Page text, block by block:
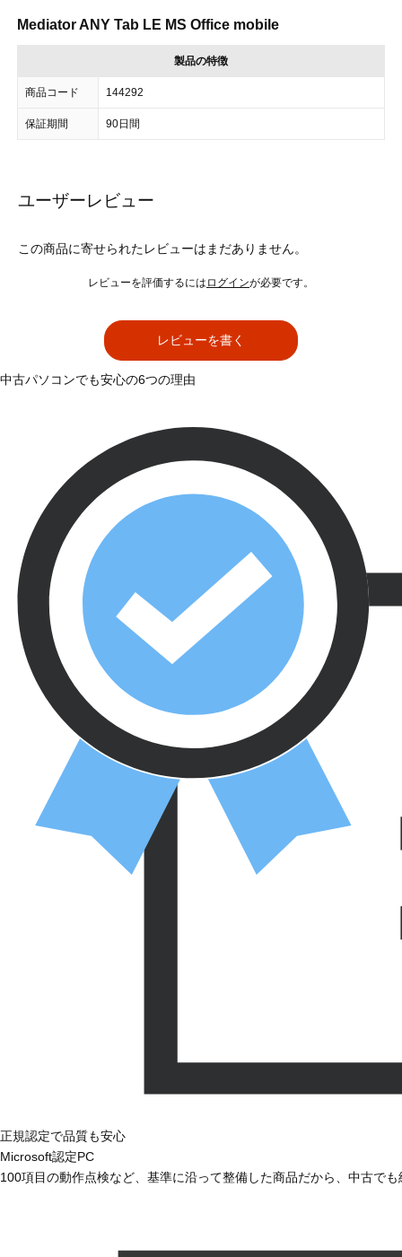
Mediator ANY Tab LE MS Office mobile
製品の特徴
商品コード 144292
保証期間 90日間
ユーザーレビュー
この商品に寄せられたレビューはまだありません。
レビューを評価するには ログインが必要です。
レビューを書く
中古パソコンでも安心の6つの理由
正規認定で品質も安心
Microsoft認定PC
100項目の動作点検など、基準に沿って整備した商品だから、中古で